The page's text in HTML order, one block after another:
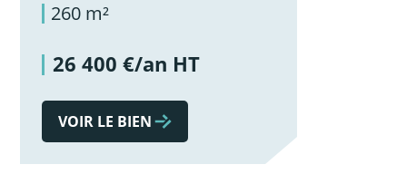
260 m²
26 400 €/an HT
VOIR LE BIEN